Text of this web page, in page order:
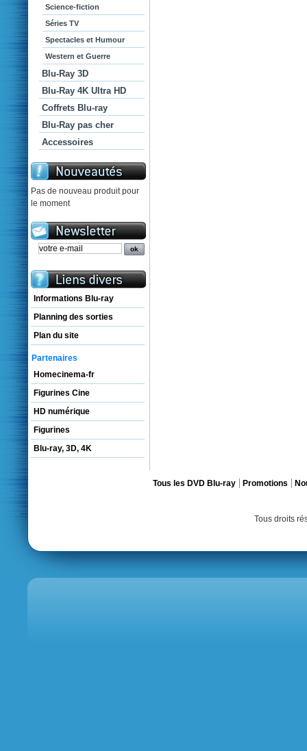
Science-fiction
Séries TV
Spectacles et Humour
Western et Guerre
Blu-Ray 3D
Blu-Ray 4K Ultra HD
Coffrets Blu-ray
Blu-Ray pas cher
Accessoires
Pas de nouveau produit pour
le moment
Informations Blu-ray
Planning des sorties
Plan du site
Partenaires
Homecinema-fr
Figurines Cine
HD numérique
Figurines
Blu-ray, 3D, 4K
Tous les DVD Blu-ray Promotions
Tous droits